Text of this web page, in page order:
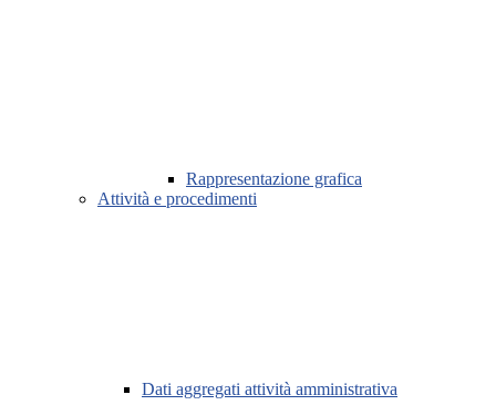
Rappresentazione grafica
Attività e procedimenti
Dati aggregati attività amministrativa